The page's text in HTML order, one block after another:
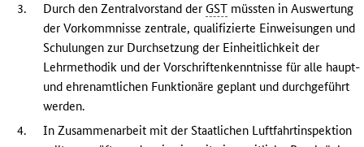
3.
Durch den Zentralvorstand der GST müssten in Auswertung
der Vorkommnisse zentrale, qualifizierte Einweisungen und
Schulungen zur Durchsetzung der Einheitlichkeit der
Lehrmethodik und der Vorschriftenkenntnisse für alle haupt-
und ehrenamtlichen Funktionäre geplant und durchgeführt
werden.
4.
In Zusammenarbeit mit der Staatlichen Luftfahrtinspektion